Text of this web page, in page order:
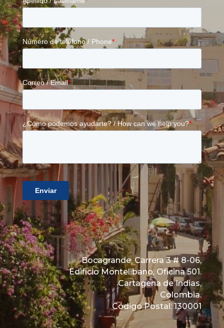
Bocagrande, Carrera 3 # 8-06,
Edificio Montelibano, Oficina 501.
Cartagena de Indias,
Colombia.
Código Postal: 130001